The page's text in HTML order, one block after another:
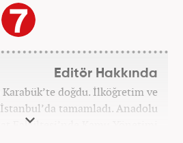
Editör Hakkında
doğdu. İlköğretim ve
tamamladı. Anadolu
Fakültesi’nde Kamu Yönetimi